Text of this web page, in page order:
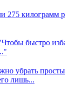
275 килограмм
быстро
убрать
лишь...